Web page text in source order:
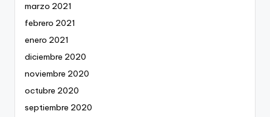
marzo 2021
febrero 2021
enero 2021
diciembre 2020
noviembre 2020
octubre 2020
septiembre 2020